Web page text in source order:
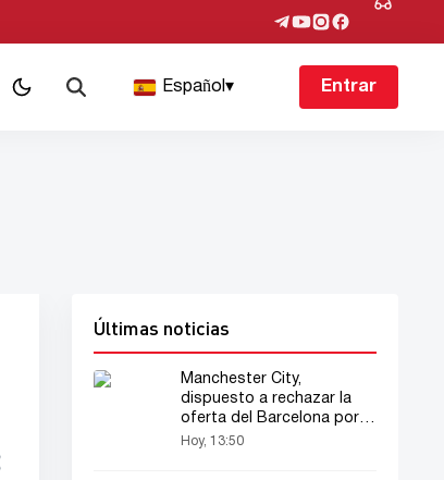
Español▾ Entrar
Últimas noticias
Manchester City,
dispuesto a rechazar la
oferta del Barcelona por
Rodri
Hoy, 13:50